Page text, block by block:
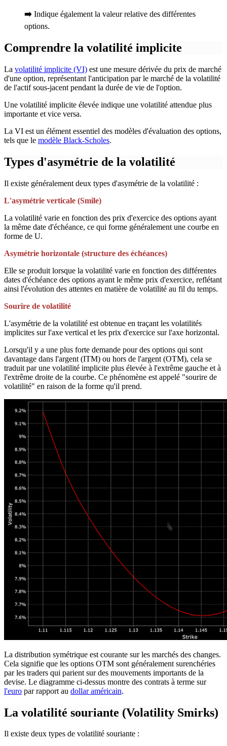
➡️ Indique également la valeur relative des différentes
options.
Comprendre la volatilité implicite
La volatilité implicite (VI) est une mesure dérivée du prix de marché
d'une option, représentant l'anticipation par le marché de la volatilité
de l'actif sous-jacent pendant la durée de vie de l'option.
Une volatilité implicite élevée indique une volatilité attendue plus
importante et vice versa.
La VI est un élément essentiel des modèles d'évaluation des options,
tels que le modèle Black-Scholes.
Types d'asymétrie de la volatilité
Il existe généralement deux types d'asymétrie de la volatilité :
L'asymétrie verticale (Smile)
La volatilité varie en fonction des prix d'exercice des options ayant
la même date d'échéance, ce qui forme généralement une courbe en
forme de U.
Asymétrie horizontale (structure des échéances)
Elle se produit lorsque la volatilité varie en fonction des différentes
dates d'échéance des options ayant le même prix d'exercice, reflétant
ainsi l'évolution des attentes en matière de volatilité au fil du temps.
Sourire de volatilité
L'asymétrie de la volatilité est obtenue en traçant les volatilités
implicites sur l'axe vertical et les prix d'exercice sur l'axe horizontal.
Lorsqu'il y a une plus forte demande pour des options qui sont
davantage dans l'argent (ITM) ou hors de l'argent (OTM), cela se
traduit par une volatilité implicite plus élevée à l'extrême gauche et à
l'extrême droite de la courbe. Ce phénomène est appelé "sourire de
volatilité" en raison de la forme qu'il prend.
La distribution symétrique est courante sur les marchés des changes.
Cela signifie que les options OTM sont généralement surenchéries
par les traders qui parient sur des mouvements importants de la
devise. Le diagramme ci-dessus montre des contrats à terme sur
l'euro par rapport au dollar américain.
La volatilité souriante (Volatility Smirks)
Il existe deux types de volatilité souriante :